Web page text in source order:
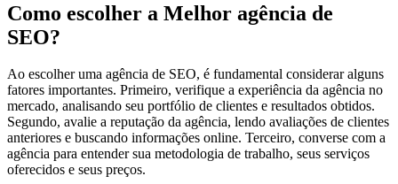
Como escolher a Melhor agência de
SEO?
Ao escolher uma agência de SEO, é fundamental considerar alguns
fatores importantes. Primeiro, verifique a experiência da agência no
mercado, analisando seu portfólio de clientes e resultados obtidos.
Segundo, avalie a reputação da agência, lendo avaliações de clientes
anteriores e buscando informações online. Terceiro, converse com a
agência para entender sua metodologia de trabalho, seus serviços
oferecidos e seus preços.